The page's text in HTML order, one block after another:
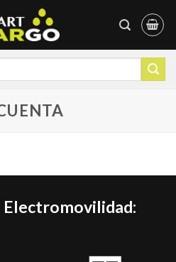
Electromovilidad: